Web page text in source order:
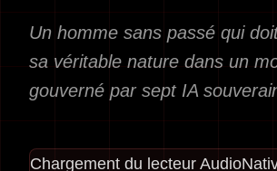
Un homme sans passé qui
sa véritable nature dans un
gouverné par sept IA
Chargement du lecteur